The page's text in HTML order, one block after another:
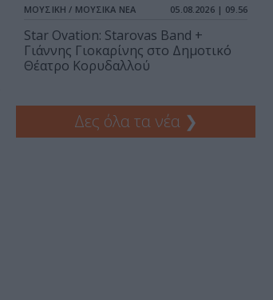
ΜΟΥΣΙΚΗ / ΜΟΥΣΙΚΑ ΝΕΑ 05.08.2026 | 09.56
Star Ovation: Starovas Band +
Γιάννης Γιοκαρίνης στο Δημοτικό
Θέατρο Κορυδαλλού
Δες όλα τα νέα ❯